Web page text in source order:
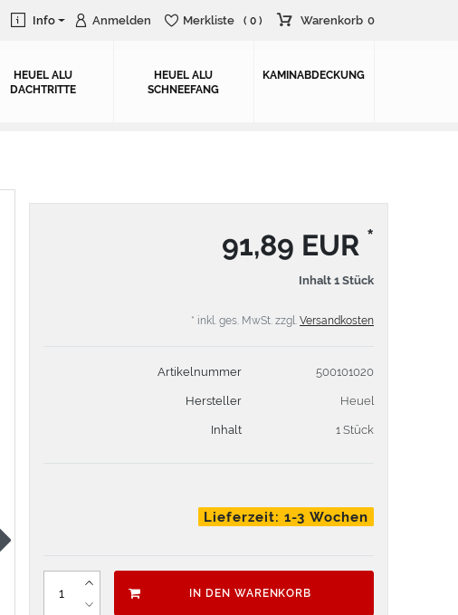
Info Anmelden Merkliste ( 0 ) Warenkorb 0
HEUEL ALU
DACHTRITTE
HEUEL ALU
SCHNEEFANG
KAMINABDECKUNG
91,89 EUR *
Inhalt 1 Stück
* inkl. ges. MwSt. zzgl. Versandkosten
Artikelnummer 500101020
Hersteller Heuel
Inhalt 1 Stück
Lieferzeit: 1-3 Wochen
IN DEN WARENKORB